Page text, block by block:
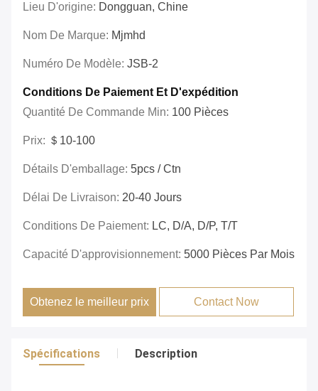
Lieu D'origine: Dongguan, Chine
Nom De Marque: Mjmhd
Numéro De Modèle: JSB-2
Conditions De Paiement Et D'expédition
Quantité De Commande Min: 100 Pièces
Prix: ＄10-100
Détails D'emballage: 5pcs / Ctn
Délai De Livraison: 20-40 Jours
Conditions De Paiement: LC, D/A, D/P, T/T
Capacité D'approvisionnement: 5000 Pièces Par Mois
Obtenez le meilleur prix Contact Now
Spécifications Description